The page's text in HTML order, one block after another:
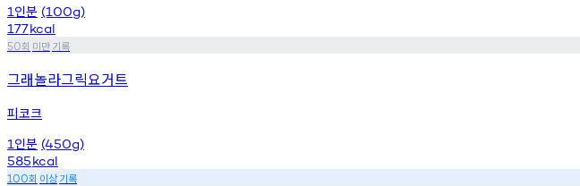
1 인분 (100g)
177kcal
50회 미만기록
그래놀라그릭요거트
피코크
1 인분 (450g)
585kcal
100회 이상기록